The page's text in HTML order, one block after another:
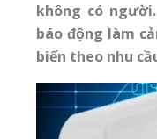
không có
báo động làm
biến theo nhu